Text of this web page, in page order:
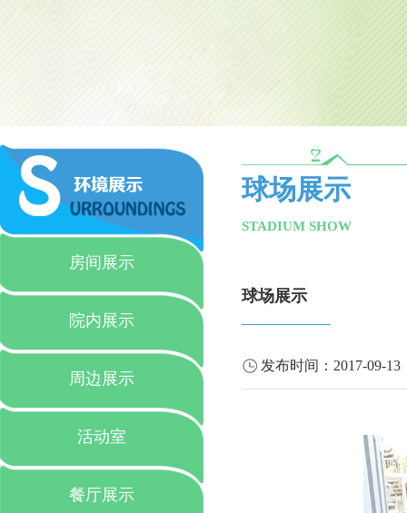
房间展示
院内展示
周边展示
活动室
餐厅展示
球场展示
STADIUM SHOW
球场展示
发布时间： 2017-09-13